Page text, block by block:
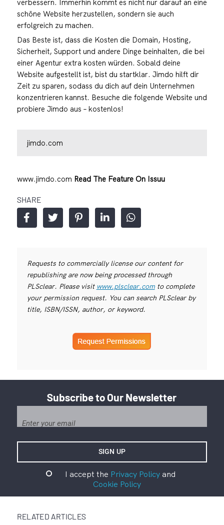
verbessern. Immerhin kommt es nicht nur darauf an eine
schöne Website herzustellen, sondern sie auch
erfolgreich zu machen.
Das Beste ist, dass die Kosten die Domain, Hosting,
Sicherheit, Support und andere Dinge beinhalten, die bei
einer Agentur extra kosten würden. Sobald deine
Website aufgestellt ist, bist du startklar. Jimdo hilft dir
Zeit zu sparen, sodass du dich auf dein Unternehmen
konzentrieren kannst. Besuche die folgende Website und
probiere Jimdo aus – kostenlos!
jimdo.com
www.jimdo.com Read The Feature On Issuu
SHARE
Requests to commercially license our content for
republishing are now being processed through
PLSclear. Please visit www.plsclear.comto complete
your permission request. You can search PLSclear by
title, ISBN/ISSN, author, or keyword.
Subscribe to Our Newsletter
I accept the Privacy Policyand
Cookie Policy
RELATED ARTICLES